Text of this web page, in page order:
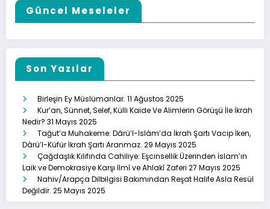
Güncel Meseleler
Son Yazılar
Birleşin Ey Müslümanlar. 11 Ağustos 2025
Kur’an, Sünnet, Selef, Külli Kaide Ve Alimlerin Görüşü İle İkrah
Nedir? 31 Mayıs 2025
Tağut’a Muhakeme: Dârü’l-İslâm’da İkrah Şartı Vacip İken,
Dârü’l-Küfür İkrah Şartı Aranmaz. 29 Mayıs 2025
Çağdaşlık Kılıfında Cahiliye: Eşcinsellik Üzerinden İslam’ın
Laik ve Demokrasiye Karşı İlmî ve Ahlakî Zaferi 27 Mayıs 2025
Nahiv/Arapça Dilbilgisi Bakımından Reşat Halife Asla Resül
Değildir. 25 Mayıs 2025